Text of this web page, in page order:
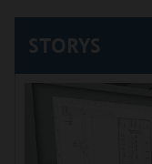
STORYS